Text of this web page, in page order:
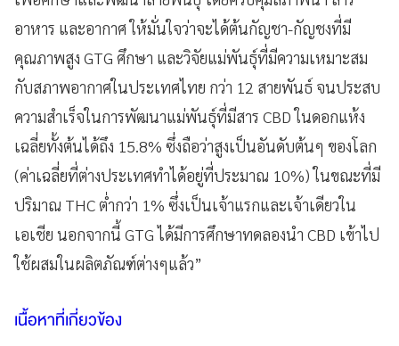
อาหาร และอากาศ ให้มั่นใจว่าจะได้ต้นกัญชา-กัญชงที่มี
คุณภาพสูง GTG ศึกษา และวิจัยแม่พันธุ์ที่มีความเหมาะสม
กับสภาพอากาศในประเทศไทย กว่า 12 สายพันธ์ จนประสบ
ความสำเร็จในการพัฒนาแม่พันธุ์ที่มีสาร CBD ในดอกแห้ง
เฉลี่ยทั้งต้นได้ถึง 15.8% ซึ่งถือว่าสูงเป็นอันดับต้นๆ ของโลก
(ค่าเฉลี่ยที่ต่างประเทศทำได้อยู่ที่ประมาณ 10%) ในขณะที่มี
ปริมาณ THC ต่ำกว่า 1% ซึ่งเป็นเจ้าแรกและเจ้าเดียวใน
เอเชีย นอกจากนี้ GTG ได้มีการศึกษาทดลองนำ CBD เข้าไป
ใช้ผสมในผลิตภัณฑ์ต่างๆแล้ว”
เนื้อหาที่เกี่ยวข้อง